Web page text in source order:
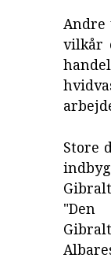
vilkår
Store
"Den